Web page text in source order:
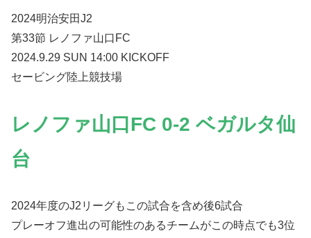
2024明治安田J2
第33節 レノファ山口FC
2024.9.29 SUN 14:00 KICKOFF
セービング陸上競技場
レノファ山口FC 0-2 ベガルタ仙
台
2024年度のJ2リーグもこの試合を含め後6試合
プレーオフ進出の可能性のあるチームがこの時点でも3位